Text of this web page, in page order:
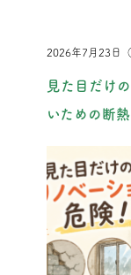
2026年7月23日（
見た目だけ
いための断